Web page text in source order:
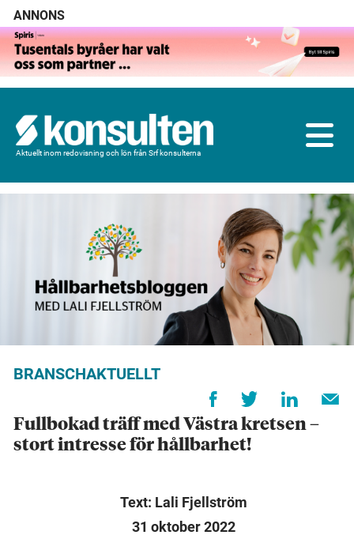
ANNONS
Aktuellt inom redovisning och lön från Srf konsulterna
BRANSCHAKTUELLT
Fullbokad träff med Västra kretsen –
stort intresse för hållbarhet!
Text: Lali Fjellström
31 oktober 2022